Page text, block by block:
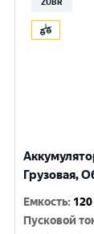
Грузовая,
Емкость:
Пусковой